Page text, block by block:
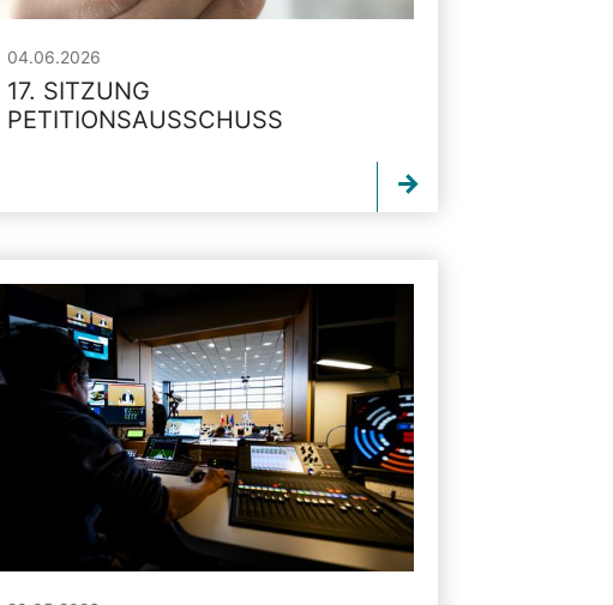
04.06.2026
17. SITZUNG
PETITIONSAUSSCHUSS